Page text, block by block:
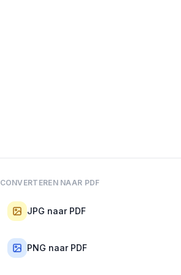
CONVERTEREN NAAR PDF
JPG naar PDF
PNG naar PDF